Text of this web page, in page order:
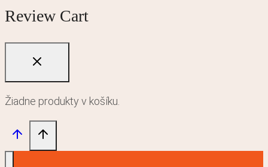
Review Cart
Žiadne produkty v košíku.